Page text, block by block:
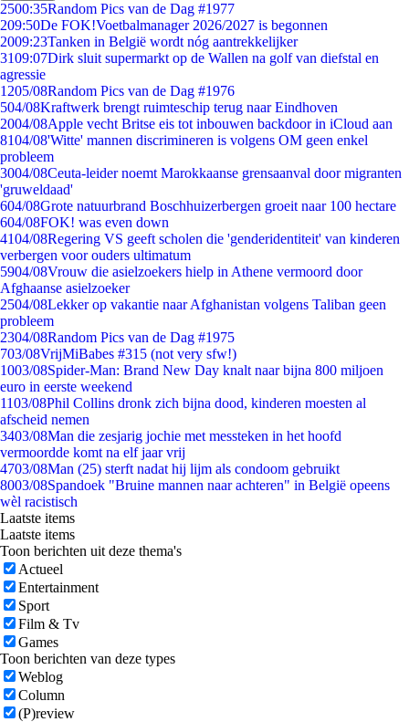
2500:35Random Pics van de Dag #1977
209:50De FOK!Voetbalmanager 2026/2027 is begonnen
2009:23Tanken in België wordt nóg aantrekkelijker
3109:07Dirk sluit supermarkt op de Wallen na golf van diefstal en
agressie
1205/08Random Pics van de Dag #1976
504/08Kraftwerk brengt ruimteschip terug naar Eindhoven
2004/08Apple vecht Britse eis tot inbouwen backdoor in iCloud aan
8104/08'Witte' mannen discrimineren is volgens OM geen enkel
probleem
3004/08Ceuta-leider noemt Marokkaanse grensaanval door migranten
'gruweldaad'
604/08Grote natuurbrand Boschhuizerbergen groeit naar 100 hectare
604/08FOK! was even down
4104/08Regering VS geeft scholen die 'genderidentiteit' van kinderen
verbergen voor ouders ultimatum
5904/08Vrouw die asielzoekers hielp in Athene vermoord door
Afghaanse asielzoeker
2504/08Lekker op vakantie naar Afghanistan volgens Taliban geen
probleem
2304/08Random Pics van de Dag #1975
703/08VrijMiBabes #315 (not very sfw!)
1003/08Spider-Man: Brand New Day knalt naar bijna 800 miljoen
euro in eerste weekend
1103/08Phil Collins dronk zich bijna dood, kinderen moesten al
afscheid nemen
3403/08Man die zesjarig jochie met messteken in het hoofd
vermoordde komt na elf jaar vrij
4703/08Man (25) sterft nadat hij lijm als condoom gebruikt
8003/08Spandoek "Bruine mannen naar achteren" in België opeens
wèl racistisch
Laatste items
Laatste items
Toon berichten uit deze thema's
Actueel
Entertainment
Sport
Film & Tv
Games
Toon berichten van deze types
Weblog
Column
(P)review